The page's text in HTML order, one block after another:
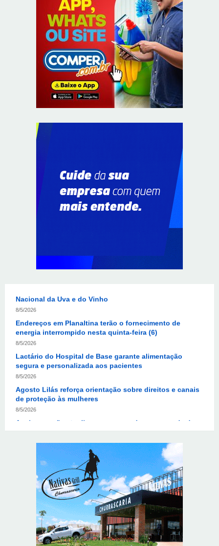
Provedores de internet transformam o Wi-Fi em
ferramenta de fidelização e novas receitas
Autoridades celebram legado de Augusto Nardes em
jantar em Brasília
Unidade oferece atendimento especializado a crianças
e adolescentes vítimas de violência sexual no DF
Planaltina terá reforço de ônibus para a 6ª Feira
Endereços em Planaltina terão o fornecimento de
energia interrompido nesta quinta-feira (6)
8/5/2026
Lactário do Hospital de Base garante alimentação
segura e personalizada aos pacientes
8/5/2026
Agosto Lilás reforça orientação sobre direitos e canais
de proteção às mulheres
8/5/2026
Anvisa propõe atualizar as normas da propaganda de
alimentos e de medicamentos
8/5/2026
segurança escalados no dia da eleição
Sala de Concerto, da Rádio MEC, celebra Radamés
Gnattali nesta sexta (7)
Provedores de internet transformam o Wi-Fi em
ferramenta de fidelização e novas receitas
Autoridades celebram legado de Augusto Nardes em
jantar em Brasília